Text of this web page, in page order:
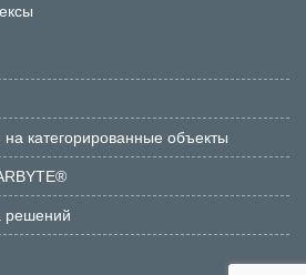
категорированные объекты
решений